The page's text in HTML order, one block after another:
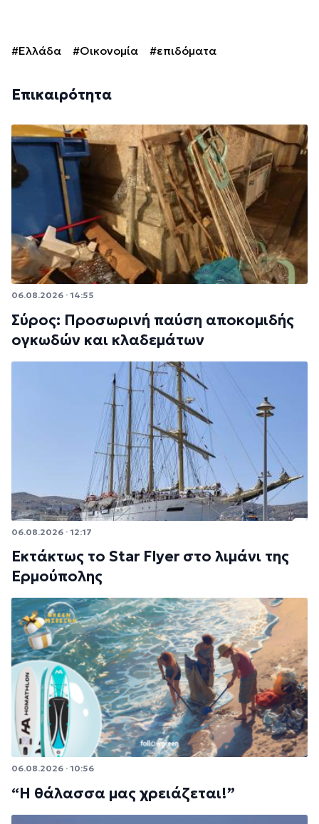
#Ελλάδα #Οικονομία #επιδόματα
Επικαιρότητα
06.08.2026 · 14:55
Σύρος: Προσωρινή παύση αποκομιδής
ογκωδών και κλαδεμάτων
06.08.2026 · 12:17
Εκτάκτως το Star Flyer στο λιμάνι της
Ερμούπολης
06.08.2026 · 10:56
“Η θάλασσα μας χρειάζεται!”